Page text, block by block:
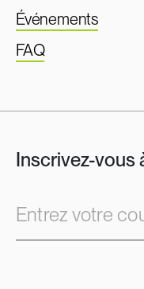
Événements
FAQ
Inscrivez-vous
Entrez votre